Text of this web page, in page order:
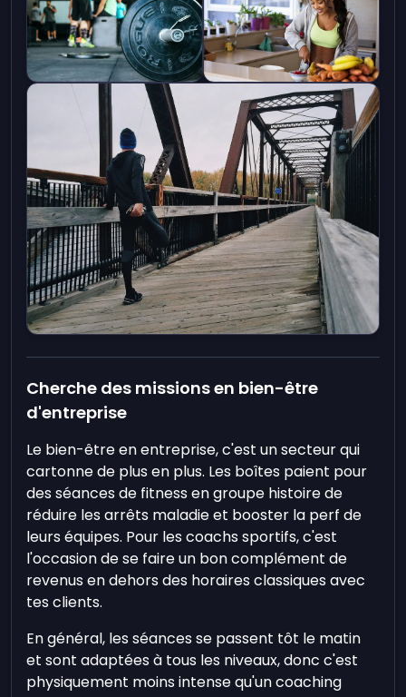
Cherche des missions en bien-être
d'entreprise
Le bien-être en entreprise, c'est un secteur qui
cartonne de plus en plus. Les boîtes paient pour
des séances de fitness en groupe histoire de
réduire les arrêts maladie et booster la perf de
leurs équipes. Pour les coachs sportifs, c'est
l'occasion de se faire un bon complément de
revenus en dehors des horaires classiques avec
tes clients.
En général, les séances se passent tôt le matin
et sont adaptées à tous les niveaux, donc c'est
physiquement moins intense qu'un coaching